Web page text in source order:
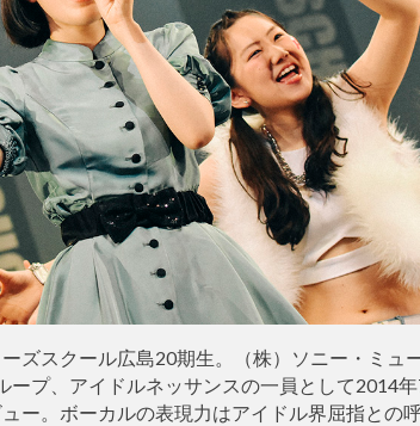
ズスクール広島20期生。（株）ソニー・ミュ
ープ、アイドルネッサンスの一員として2014
ー。ボーカルの表現力はアイドル界屈指との